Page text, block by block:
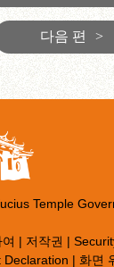
다음 편 >
Temple
| 저작권 |
Declaration | 화면